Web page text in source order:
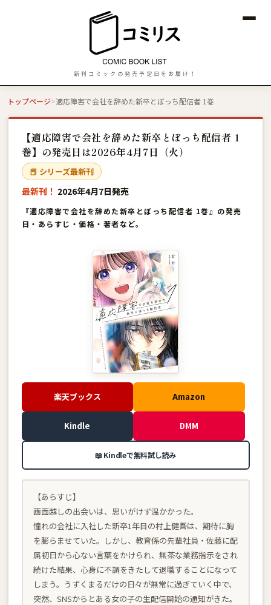
新刊コミックの発売予定日をお届け！
トップページ 適応障害で会社を辞めた新卒とぼっち配信者 1巻
【適応障害で会社を辞めた新卒とぼっち配信者 1
巻】の発売日は2026年4月7日（火）
📕 シリーズ最新刊
最新刊！ 2026年4月7日発売
『適応障害で会社を辞めた新卒とぼっち配信者 1巻』の発売
日・あらすじ・価格・著者など。
楽天ブックス Amazon
Kindle DMM
📖 Kindleで無料試し読み
【あらすじ】
画面越しの出会いは、思いがけず温かかった。
憧れの会社に入社した新卒1年目の村上健吾は、期待に胸
を膨らませていた。しかし、教育係の先輩社員・佐藤に配
属初日から心ない言葉をかけられ、無茶な業務指示をされ
続けた結果、心身に不調をきたして退職することになって
しまう。うずくまるだけの日々が無常に過ぎていく中で、
突然、SNSからとある女の子の生配信開始の通知がきた。